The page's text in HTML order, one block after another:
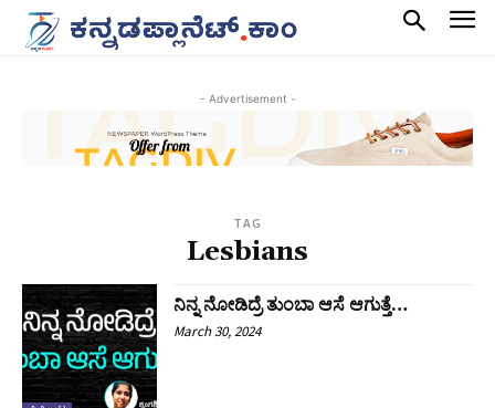
- Advertisement -
TAG
Lesbians
ನಿನ್ನ ನೋಡಿದ್ರೆ ತುಂಬಾ ಆಸೆ ಆಗುತ್ತೆ…
March 30, 2024